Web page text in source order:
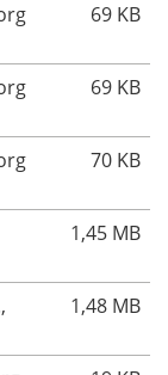
69 KB
69 KB
70 KB
1,45 MB
1,48 MB